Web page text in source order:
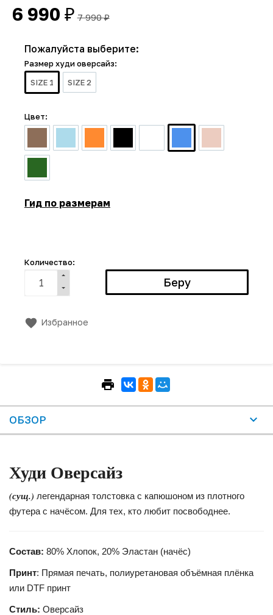
6 990 ₽ 7 990₽
Пожалуйста выберите:
Размер худи оверсайз:
SIZE 1
SIZE 2
Цвет:
Гид по размерам
Количество:
Избранное
ОБЗОР
ХудиОверсайз
(сущ.) легендарная толстовка с капюшоном из плотного
футера с начёсом. Для тех, кто любит посвободнее.
Состав: 80% Хлопок, 20% Эластан (начёс)
Принт: Прямая печать, полиуретановая объёмная плёнка
или DTF принт
Стиль: Оверсайз